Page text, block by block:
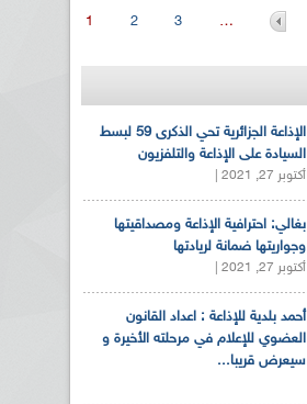
1 2 3 …
الإذاعة الجزائرية تحي الذكرى 59 لبسط
السيادة على الإذاعة والتلفزيون
أكتوبر 27, 2021 |
بغالي: احترافية الإذاعة ومصداقيتها
وجواريتها ضمانة لريادتها
أكتوبر 27, 2021 |
أحمد بلدية للإذاعة : اعداد القانون
العضوي للإعلام في مرحلته الأخيرة و
سيعرض قريبا...